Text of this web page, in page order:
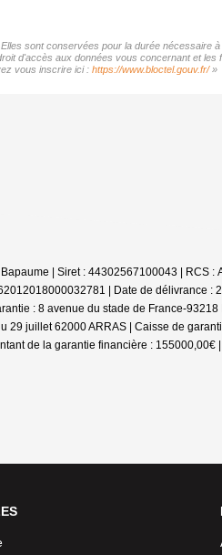
sont conservées pour la durée nécessaire
d'accès aux données vous concernant et les
vous inscrire ici : https://www.bloctel.gouv.fr/»
| Siret : 44302567100043 | RCS :
| Date de délivrance :
: 8 avenue du stade de France-
juillet 62000 ARRAS | Caisse de
de la garantie financière : 155000,00€